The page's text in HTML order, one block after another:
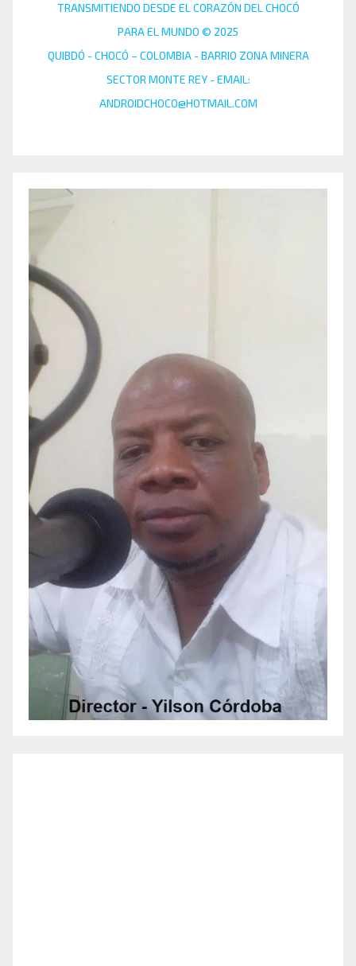
TRANSMITIENDO DESDE EL CORAZÓN DEL CHOCÓ
PARA EL MUNDO © 2025
QUIBDÓ - CHOCÓ – COLOMBIA - BARRIO ZONA MINERA
SECTOR MONTE REY - EMAIL:
ANDROIDCHOCO@HOTMAIL.COM